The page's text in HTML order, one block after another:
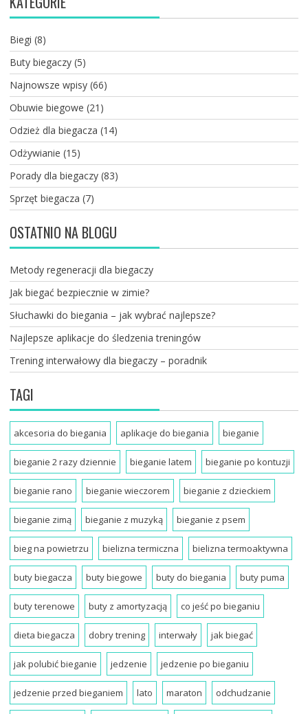
Biegi (8)
Buty biegaczy(5)
Najnowsze wpisy(66)
Obuwie biegowe (21)
Odzież dla biegacza (14)
Odżywianie (15)
Porady dla biegaczy(83)
Sprzęt biegacza (7)
OSTATNIO NA BLOGU
Metody regeneracji dla biegaczy
Jak biegać bezpiecznie w zimie?
Słuchawki do biegania – jak wybrać najlepsze?
Najlepsze aplikacje do śledzenia treningów
Trening interwałowy dla biegaczy – poradnik
TAGI
akcesoria do biegania aplikacje do biegania bieganie
bieganie 2 razy dziennie bieganie latem bieganie po kontuzji
bieganie rano bieganie wieczorem bieganie z dzieckiem
bieganie zimą bieganie z muzyką bieganie z psem
bieg na powietrzu bielizna termiczna bielizna termoaktywna
buty biegacza buty biegowe buty do biegania buty puma
buty terenowe buty z amortyzacją co jeść po bieganiu
dieta biegacza dobry trening interwały jak biegać
jak polubić bieganie jedzenie jedzenie po bieganiu
jedzenie przed bieganiem lato maraton odchudzanie